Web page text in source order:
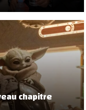
chapitre